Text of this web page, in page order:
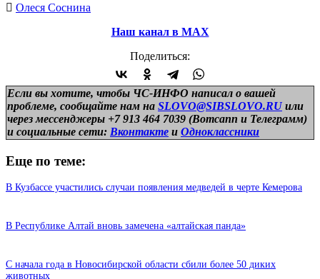
Олеся Соснина
Наш канал в МАХ
Поделиться:
Если вы хотите, чтобы ЧС-ИНФО написал о вашей
проблеме, сообщайте нам на SLOVO@SIBSLOVO.RU или
через мессенджеры +7 913 464 7039 (Вотсапп и Телеграмм)
и социальные сети: Вконтакте и Одноклассники
Еще по теме:
В Кузбассе участились случаи появления медведей в черте Кемерова
В Республике Алтай вновь замечена «алтайская панда»
С начала года в Новосибирской области сбили более 50 диких
животных